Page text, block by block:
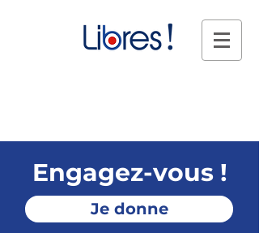
Engagez-vous !
Je donne